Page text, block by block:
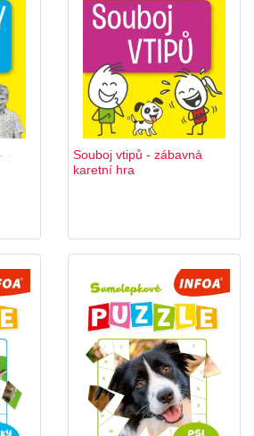
Souboj vtipů - zábavná
karetní hra